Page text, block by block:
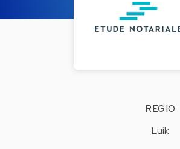
REGIO
Luik